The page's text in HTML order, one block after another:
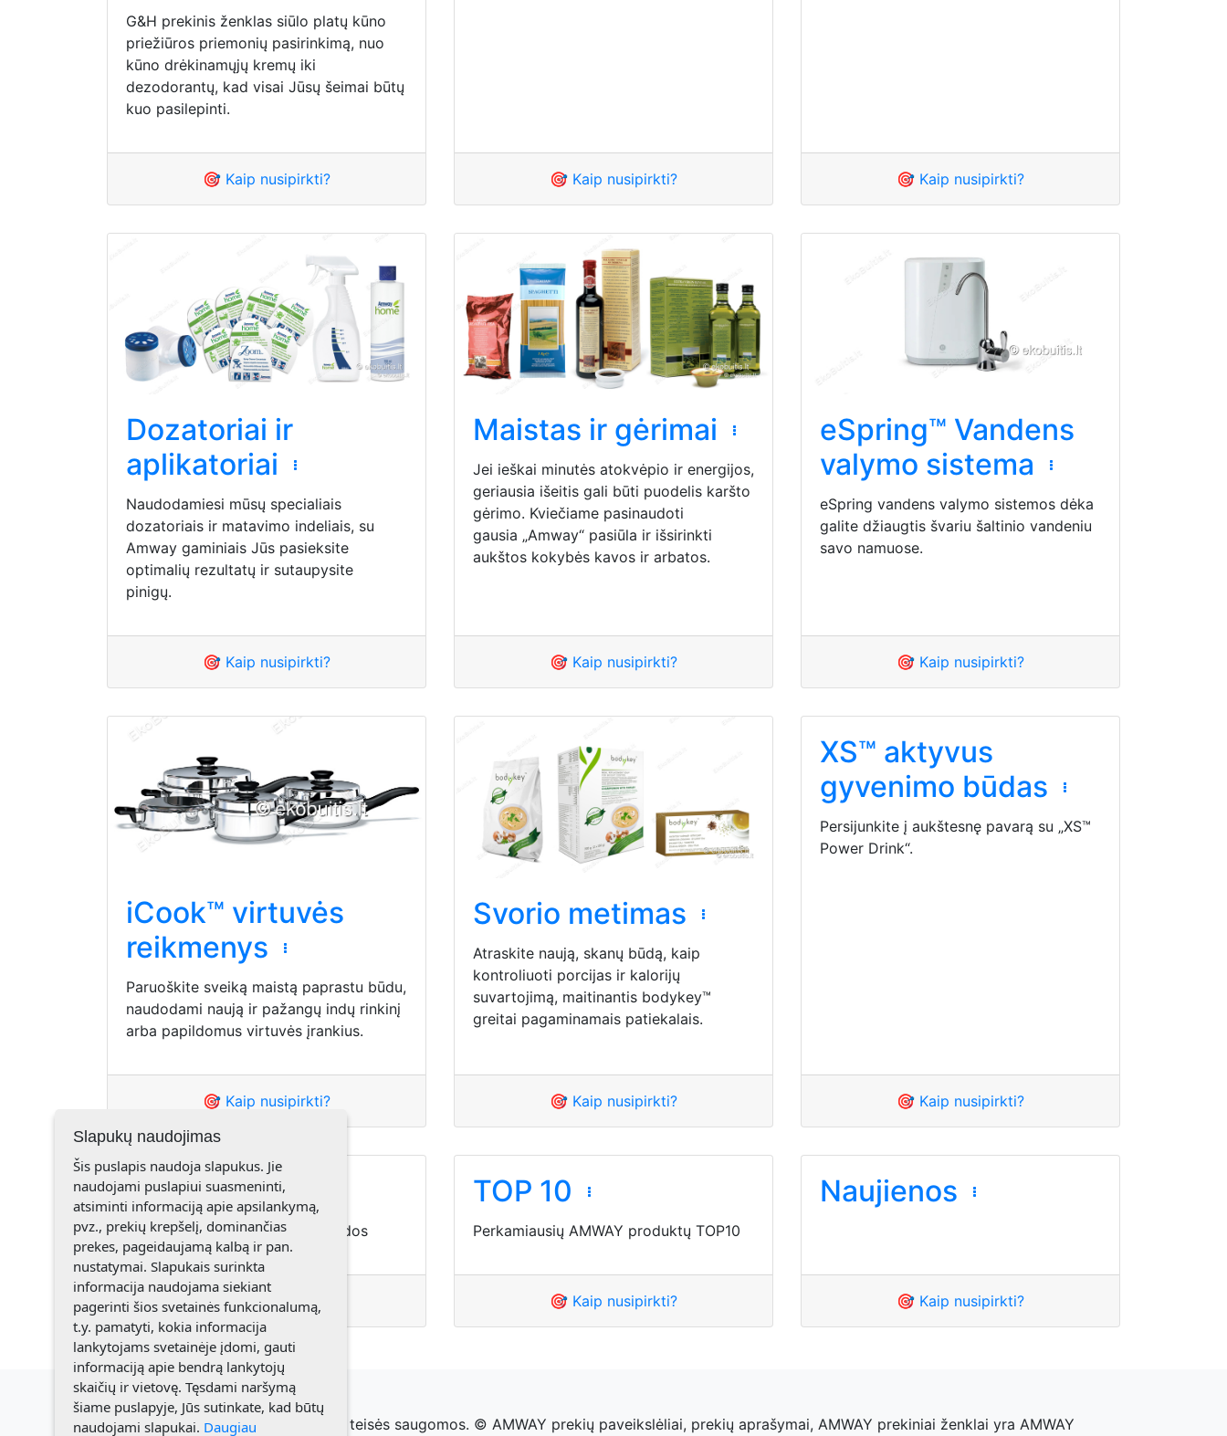
G&H prekinis ženklas siūlo platų kūno
priežiūros priemonių pasirinkimą, nuo
kūno drėkinamųjų kremų iki
dezodorantų, kad visai Jūsų šeimai būtų
kuo pasilepinti.
🎯 Kaip nusipirkti? 🎯 Kaip nusipirkti? 🎯 Kaip nusipirkti?
Dozatoriai ir
aplikatoriai
Naudodamiesi mūsų specialiais
dozatoriais ir matavimo indeliais, su
Amway gaminiais Jūs pasieksite
optimalių rezultatų ir sutaupysite
pinigų.
🎯 Kaip nusipirkti?
Maistas ir gėrimai
Jei ieškai minutės atokvėpio ir energijos,
geriausia išeitis gali būti puodelis karšto
gėrimo. Kviečiame pasinaudoti
gausia „Amway“ pasiūla ir išsirinkti
aukštos kokybės kavos ir arbatos.
🎯 Kaip nusipirkti?
eSpring™ Vandens
valymo sistema
eSpring vandens valymo sistemos dėka
galite džiaugtis švariu šaltinio vandeniu
savo namuose.
🎯 Kaip nusipirkti?
iCook™ virtuvės
reikmenys
Paruoškite sveiką maistą paprastu būdu,
naudodami naują ir pažangų indų rinkinį
arba papildomus virtuvės įrankius.
🎯 Kaip nusipirkti?
Svorio metimas
Atraskite naują, skanų būdą, kaip
kontroliuoti porcijas ir kalorijų
suvartojimą, maitinantis bodykey™
greitai pagaminamais patiekalais.
🎯 Kaip nusipirkti?
XS™ aktyvus
gyvenimo būdas
Persijunkite į aukštesnę pavarą su „XS™
Power Drink“.
🎯 Kaip nusipirkti?
Akcijos
AMWAY akcijos, AMWAY nuolaidos
🎯 Kaip nusipirkti?
TOP 10
Perkamiausių AMWAY produktų TOP10
🎯 Kaip nusipirkti?
Naujienos
🎯 Kaip nusipirkti?
© 2021 Elenutė Misevičienė. Visos teisės saugomos. © AMWAY prekių paveikslėliai, prekių aprašymai, AMWAY prekiniai ženklai yra AMWAY
Slapukų naudojimas
Šis puslapis naudoja slapukus. Jie
naudojami puslapiui suasmeninti,
atsiminti informaciją apie apsilankymą,
pvz., prekių krepšelį, dominančias
prekes, pageidaujamą kalbą ir pan.
nustatymai. Slapukais surinkta
informacija naudojama siekiant
pagerinti šios svetainės funkcionalumą,
t.y. pamatyti, kokia informacija
lankytojams svetainėje įdomi, gauti
informaciją apie bendrą lankytojų
skaičių ir vietovę. Tęsdami naršymą
šiame puslapyje, Jūs sutinkate, kad būtų
naudojami slapukai. Daugiau